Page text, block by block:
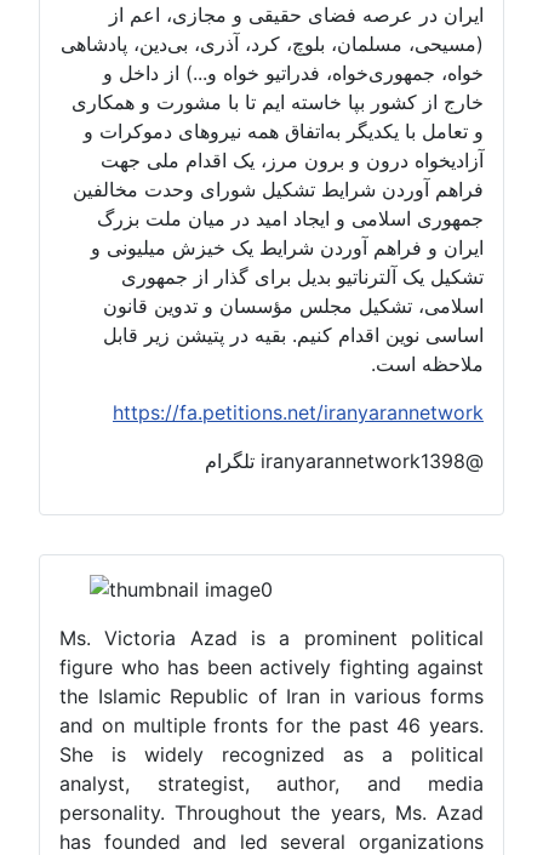
Ms. Victoria Azad is a prominent political
figure who has been actively fighting against
the Islamic Republic of Iran in various forms
and on multiple fronts for the past 46 years.
She is widely recognized as a political
analyst, strategist, author, and media
personality. Throughout the years, Ms. Azad
has founded and led several organizations
ایران در عرصه فضای حقیقی و مجازی، اعم از
(مسیحی، مسلمان، بلوچ، کرد، آذری، بی‌دین، پادشاهی
خواه، جمهوری‌خواه، فدراتیو خواه و...) از داخل و
خارج از کشور بپا خاسته ایم تا با مشورت و همکاری
و تعامل با یکدیگر به‌اتفاق همه نیروهای دموکرات و
آزادیخواه درون و برون مرز، یک اقدام ملی جهت
فراهم آوردن شرایط تشکیل شورای وحدت مخالفین
جمهوری اسلامی و ایجاد امید در میان ملت بزرگ
ایران و فراهم آوردن شرایط یک خیزش میلیونی و
تشکیل یک آلترناتیو بدیل برای گذار از جمهوری
اسلامی، تشکیل مجلس مؤسسان و تدوین قانون
اساسی نوین اقدام کنیم. بقیه در پتیشن زیر قابل
ملاحظه است.
https://fa.petitions.net/iranyarannetwork
@iranyarannetwork1398 تلگرام